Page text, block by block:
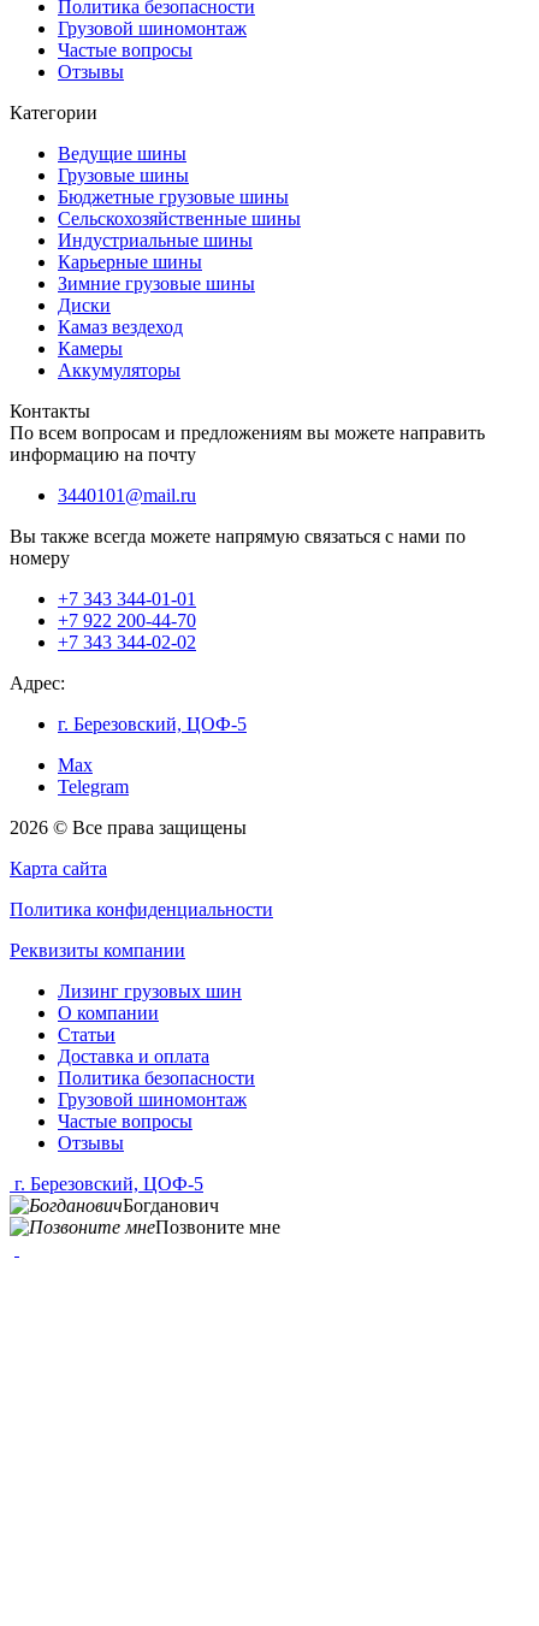
Политика безопасности
Грузовой шиномонтаж
Частые вопросы
Отзывы
Категории
Ведущие шины
Грузовые шины
Бюджетные грузовые шины
Сельскохозяйственные шины
Индустриальные шины
Карьерные шины
Зимние грузовые шины
Диски
Камаз вездеход
Камеры
Аккумуляторы
Контакты
По всем вопросам и предложениям вы можете направить
информацию на почту
3440101@mail.ru
Вы также всегда можете напрямую связаться с нами по
номеру
+7 343 344-01-01
+7 922 200-44-70
+7 343 344-02-02
Адрес:
г. Березовский, ЦОФ-5
Max
Telegram
2026 © Все права защищены
Карта сайта
Политика конфиденциальности
Реквизиты компании
Лизинг грузовых шин
О компании
Статьи
Доставка и оплата
Политика безопасности
Грузовой шиномонтаж
Частые вопросы
Отзывы
г. Березовский, ЦОФ-5
Богданович
Позвоните мне